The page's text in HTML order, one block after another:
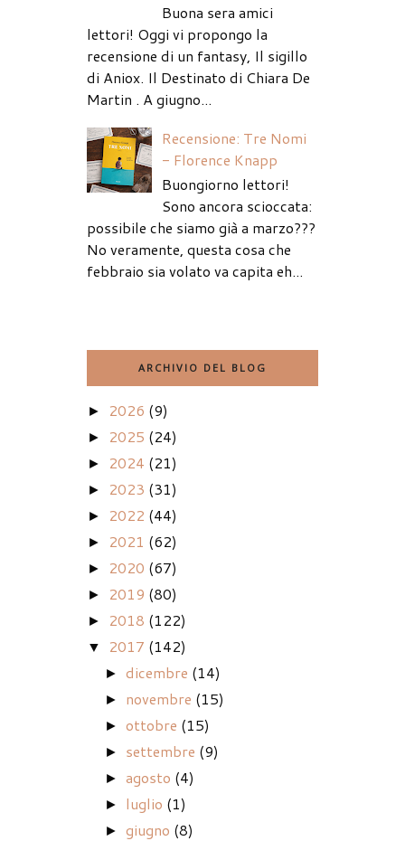
Buona sera amici
lettori! Oggi vi propongo la
recensione di un fantasy, Il sigillo
di Aniox. Il Destinato di Chiara De
Martin . A giugno...
Recensione: Tre Nomi
- Florence Knapp
Buongiorno lettori!
Sono ancora scioccata:
possibile che siamo già a marzo???
No veramente, questa cosa che
febbraio sia volato va capita eh...
ARCHIVIO DEL BLOG
► 2026 (9)
► 2025 (24)
► 2024 (21)
► 2023 (31)
► 2022 (44)
► 2021 (62)
► 2020 (67)
► 2019 (80)
► 2018 (122)
▼ 2017 (142)
►dicembre (14)
► novembre (15)
►ottobre (15)
► settembre (9)
►agosto (4)
► luglio (1)
►giugno (8)